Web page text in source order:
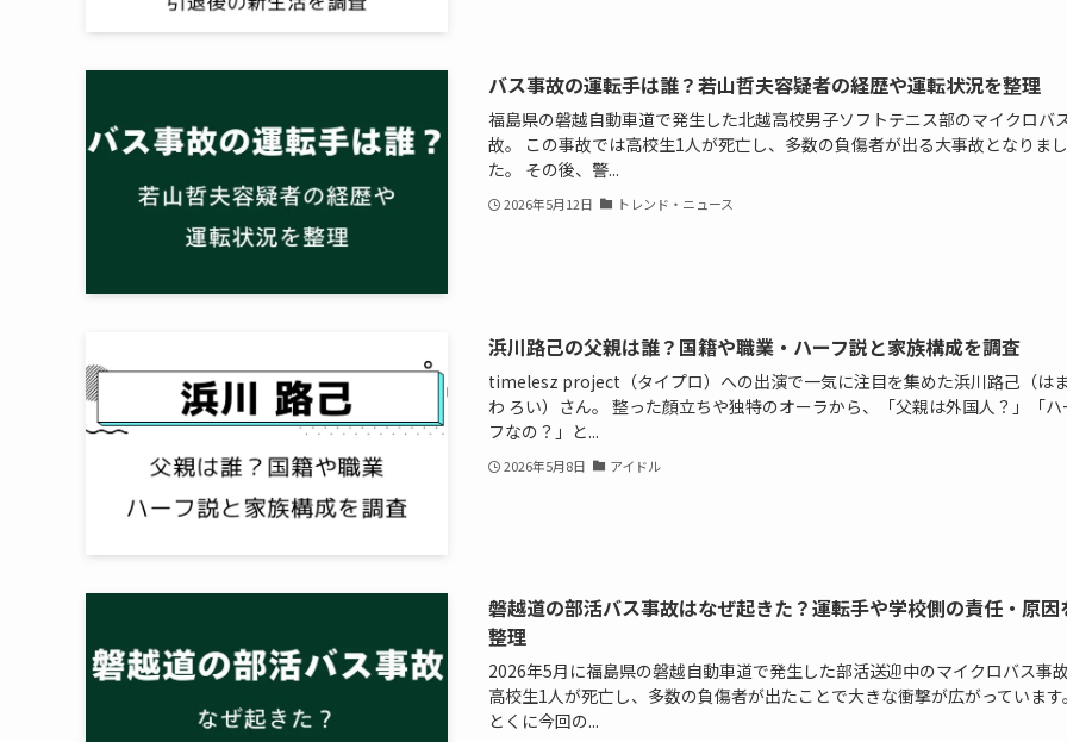
バス事故の運転手は誰？若山哲夫容疑者の経歴や運転状況を整理
福島県の磐越自動車道で発生した北越高校男子ソフトテニス部のマイクロバ
故。 この事故では高校生1人が死亡し、多数の負傷者が出る大事故となりまし
た。 その後、警...
2026年5月12日 トレンド・ニュース
浜川路己の父親は誰？国籍や職業・ハーフ説と家族構成を調査
timelesz project（タイプロ）への出演で一気に注目を集めた浜川路己（は
わ ろい）さん。 整った顔立ちや独特のオーラから、「父親は外国人？」「ハ
フなの？」と...
2026年5月8日 アイドル
磐越道の部活バス事故はなぜ起きた？運転手や学校側の責任・原因
整理
2026年5月に福島県の磐越自動車道で発生した部活送迎中のマイクロバス事
高校生1人が死亡し、多数の負傷者が出たことで大きな衝撃が広がっています
とくに今回の...